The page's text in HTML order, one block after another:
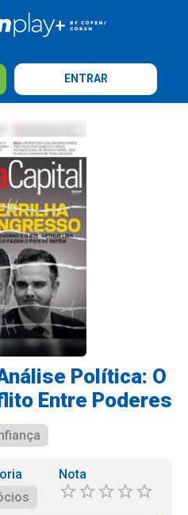
ENTRAR
Política: O
Entre Poderes
Nota